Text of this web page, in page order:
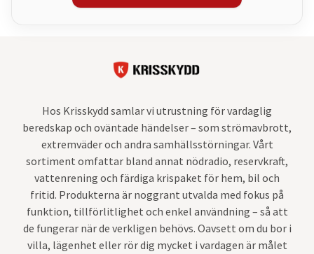
Hos Krisskydd samlar vi utrustning för vardaglig
beredskap och oväntade händelser – som strömavbrott,
extremväder och andra samhällsstörningar. Vårt
sortiment omfattar bland annat nödradio, reservkraft,
vattenrening och färdiga krispaket för hem, bil och
fritid. Produkterna är noggrant utvalda med fokus på
funktion, tillförlitlighet och enkel användning – så att
de fungerar när de verkligen behövs. Oavsett om du bor i
villa, lägenhet eller rör dig mycket i vardagen är målet